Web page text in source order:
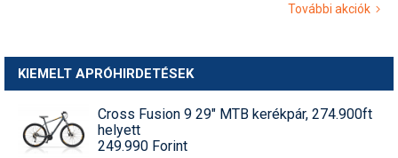
További akciók
KIEMELT APRÓHIRDETÉSEK
Cross Fusion 9 29" MTB kerékpár, 274.900ft
helyett
249.990 Forint